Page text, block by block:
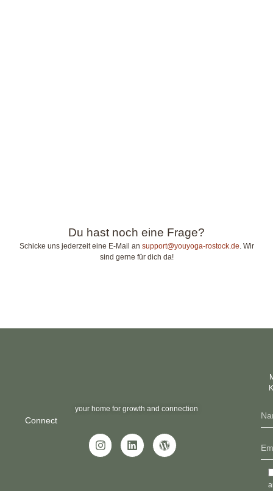
Du hast noch eine Frage?
Schicke uns jederzeit eine E-Mail an support@youyoga-rostock.de. Wir
sind gerne für dich da!
your home for growth and connection
Connect